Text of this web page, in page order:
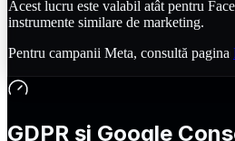
Acest lucru este valabil atât pentru
instrumente similare de marketing.
Pentru campanii Meta, consultă pagina
GDPR și Google